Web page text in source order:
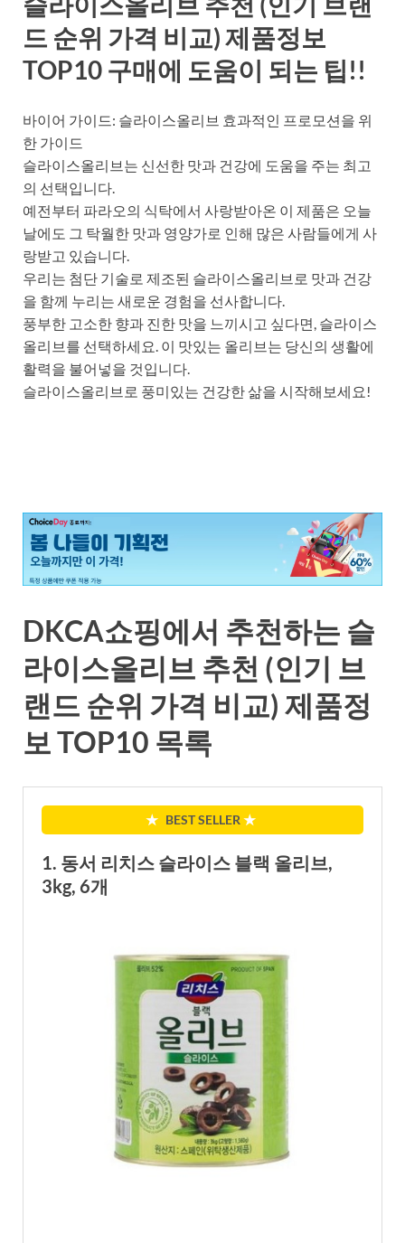
드 순위 가격 비교) 제품정보
TOP10 구매에 도움이 되는 팁!!
바이어 가이드: 슬라이스올리브 효과적인 프로모션을 위
한 가이드
슬라이스올리브는 신선한 맛과 건강에 도움을 주는 최고
의 선택입니다.
예전부터 파라오의 식탁에서 사랑받아온 이 제품은 오늘
날에도 그 탁월한 맛과 영양가로 인해 많은 사람들에게 사
랑받고 있습니다.
우리는 첨단 기술로 제조된 슬라이스올리브로 맛과 건강
을 함께 누리는 새로운 경험을 선사합니다.
풍부한 고소한 향과 진한 맛을 느끼시고 싶다면, 슬라이스
올리브를 선택하세요. 이 맛있는 올리브는 당신의 생활에
활력을 불어넣을 것입니다.
슬라이스올리브로 풍미있는 건강한 삶을 시작해보세요!
DKCA쇼핑에서 추천하는 슬
라이스올리브 추천 (인기 브
랜드 순위 가격 비교) 제품정
보 TOP10 목록
★ BEST SELLER ★
1. 동서 리치스 슬라이스 블랙 올리브,
3kg, 6개